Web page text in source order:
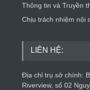
Thông tin và Truyền
Chịu trách nhiệm nội
LIÊN HỆ:
Địa chỉ trụ sở chính:
Riverview, số 02